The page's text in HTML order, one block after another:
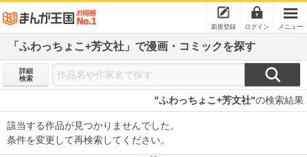
新規登録 ログイン メニュー
「ふわっちょこ+芳文社」で漫画・コミックを探す
詳細
検索
"ふわっちょこ+芳文社"の検索結果
該当する作品が見つかりませんでした。
条件を変更して再検索してください。